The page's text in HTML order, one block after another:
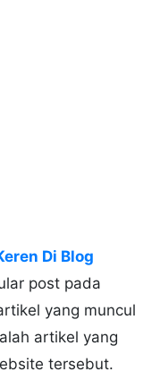
Di Blog
post pada
yang muncul
artikel yang
tersebut.